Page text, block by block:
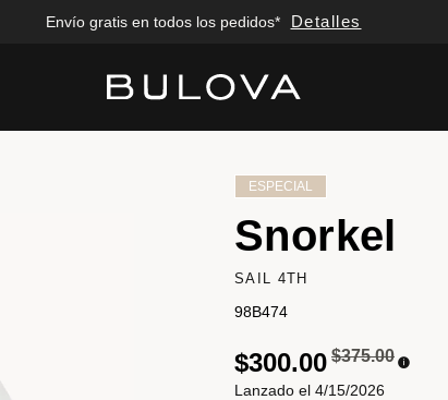
Envío gratis en todos los pedidos* Detalles
ESPECIAL
Snorkel
SAIL 4TH
98B474
Precio
$375.00a
$300.00
Lanzado el 4/15/2026
Added to Manage Wishlist